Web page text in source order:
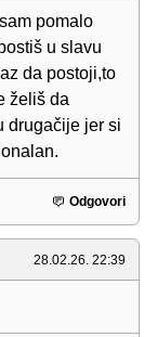
pomalo
u slavu
da postoji,to
želiš da
drugačije jer si
Odgovori
28.02.26. 22:39